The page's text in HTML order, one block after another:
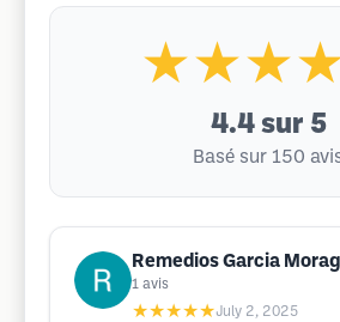
4.4 sur 5
Basé sur 150
Remedios Garcia
1 avis
★★★★★July 2, 2025